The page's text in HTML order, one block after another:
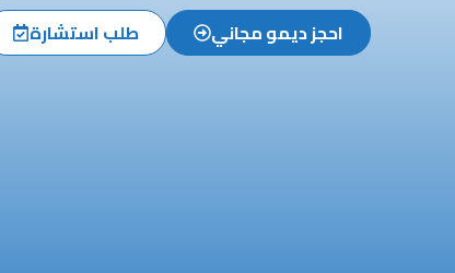
احجز ديمو مجاني طلب استشارة